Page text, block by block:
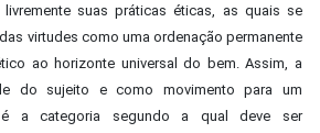
livremente suas práticas éticas, as quais se
virtudes como uma ordenação permanente
ao horizonte universal do bem. Assim, a
do sujeito e como movimento para um
é a categoria segundo a qual deve ser